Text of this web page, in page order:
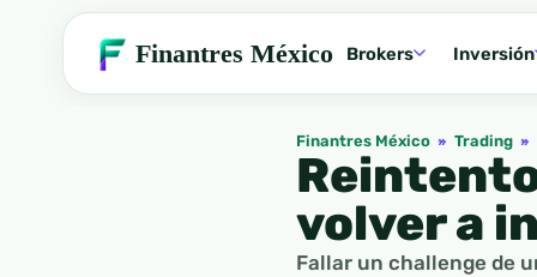
Finantres México Brokers Inversión
Finantres México » Trading »
volver a
Fallar un challenge de